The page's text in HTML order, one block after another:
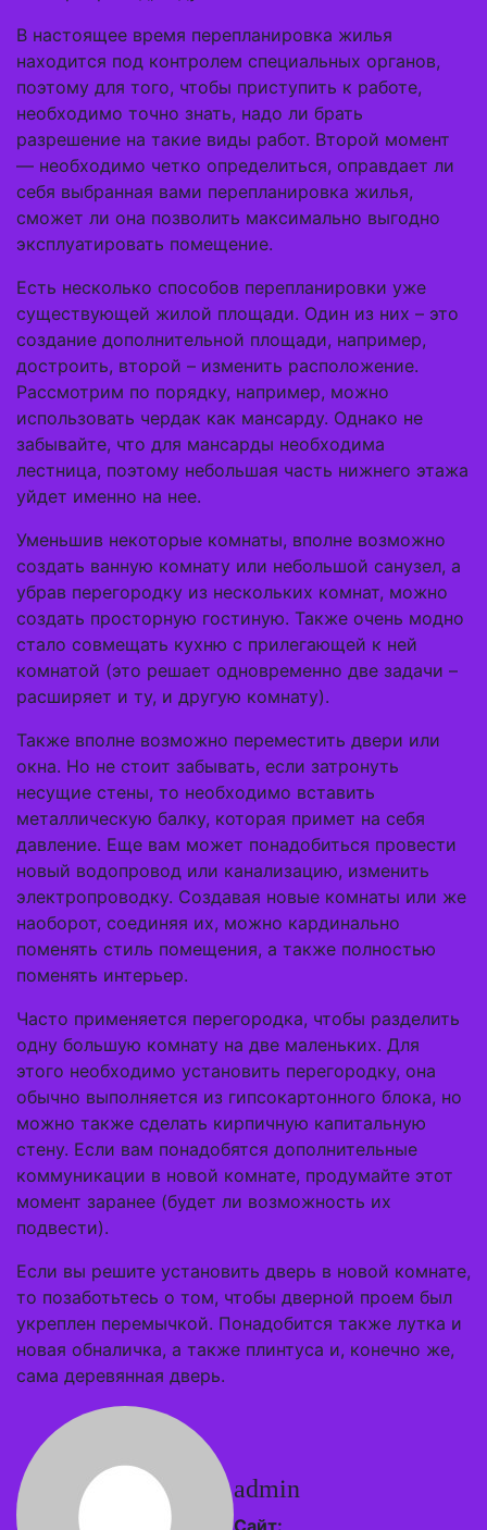
В настоящее время перепланировка жилья
находится под контролем специальных органов,
поэтому для того, чтобы приступить к работе,
необходимо точно знать, надо ли брать
разрешение на такие виды работ. Второй момент
— необходимо четко определиться, оправдает ли
себя выбранная вами перепланировка жилья,
сможет ли она позволить максимально выгодно
эксплуатировать помещение.
Есть несколько способов перепланировки уже
существующей жилой площади. Один из них – это
создание дополнительной площади, например,
достроить, второй – изменить расположение.
Рассмотрим по порядку, например, можно
использовать чердак как мансарду. Однако не
забывайте, что для мансарды необходима
лестница, поэтому небольшая часть нижнего этажа
уйдет именно на нее.
Уменьшив некоторые комнаты, вполне возможно
создать ванную комнату или небольшой санузел, а
убрав перегородку из нескольких комнат, можно
создать просторную гостиную. Также очень модно
стало совмещать кухню с прилегающей к ней
комнатой (это решает одновременно две задачи –
расширяет и ту, и другую комнату).
Также вполне возможно переместить двери или
окна. Но не стоит забывать, если затронуть
несущие стены, то необходимо вставить
металлическую балку, которая примет на себя
давление. Еще вам может понадобиться провести
новый водопровод или канализацию, изменить
электропроводку. Создавая новые комнаты или же
наоборот, соединяя их, можно кардинально
поменять стиль помещения, а также полностью
поменять интерьер.
Часто применяется перегородка, чтобы разделить
одну большую комнату на две маленьких. Для
этого необходимо установить перегородку, она
обычно выполняется из гипсокартонного блока, но
можно также сделать кирпичную капитальную
стену. Если вам понадобятся дополнительные
коммуникации в новой комнате, продумайте этот
момент заранее (будет ли возможность их
подвести).
Если вы решите установить дверь в новой комнате,
то позаботьтесь о том, чтобы дверной проем был
укреплен перемычкой. Понадобится также лутка и
новая обналичка, а также плинтуса и, конечно же,
сама деревянная дверь.
admin
Сайт: